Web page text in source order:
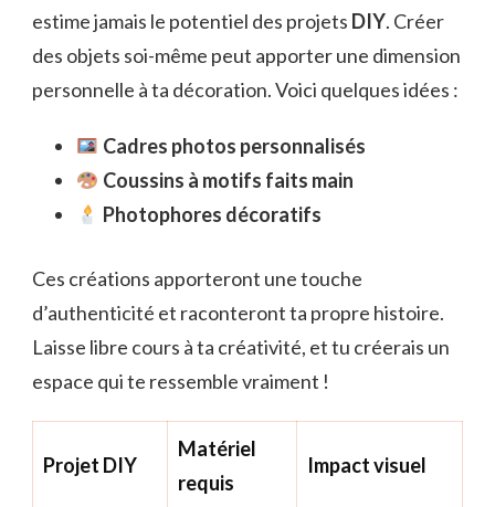
estime jamais le potentiel des projets DIY. Créer
des objets soi-même peut apporter une dimension
personnelle à ta décoration. Voici quelques idées :
Cadres photos personnalisés
Coussins à motifs faits main
Photophores décoratifs
Ces créations apporteront une touche
d’authenticité et raconteront ta propre histoire.
Laisse libre cours à ta créativité, et tu créerais un
espace qui te ressemble vraiment !
Projet DIY
Matériel
requis
Impact visuel